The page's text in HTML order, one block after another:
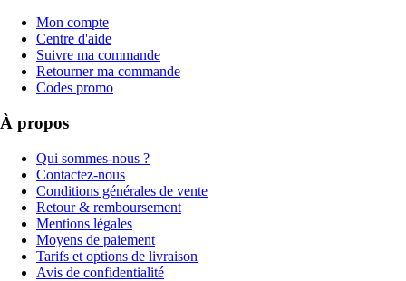
Mon compte
Centre d'aide
Suivre ma commande
Retourner ma commande
Codes promo
À propos
Qui sommes-nous ?
Contactez-nous
Conditions générales de vente
Retour & remboursement
Mentions légales
Moyens de paiement
Tarifs et options de livraison
Avis de confidentialité